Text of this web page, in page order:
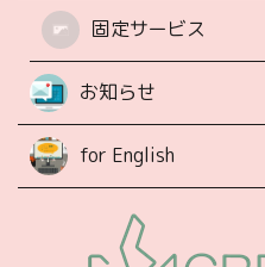
固定サービス
お知らせ
for English